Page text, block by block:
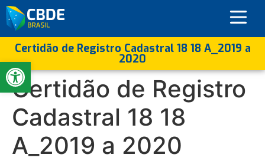
Abrir a barra de ferramentas
Certidão de Registro Cadastral 18 18 A_2019 a
2020
Certidão de Registro
Cadastral 18 18
A_2019 a 2020